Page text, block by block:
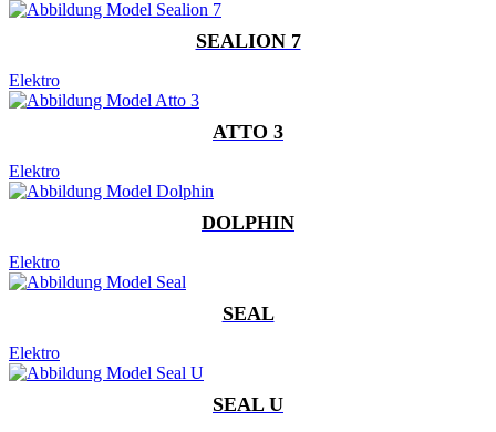
SEALION 7
Elektro
ATTO 3
Elektro
DOLPHIN
Elektro
SEAL
Elektro
SEAL U